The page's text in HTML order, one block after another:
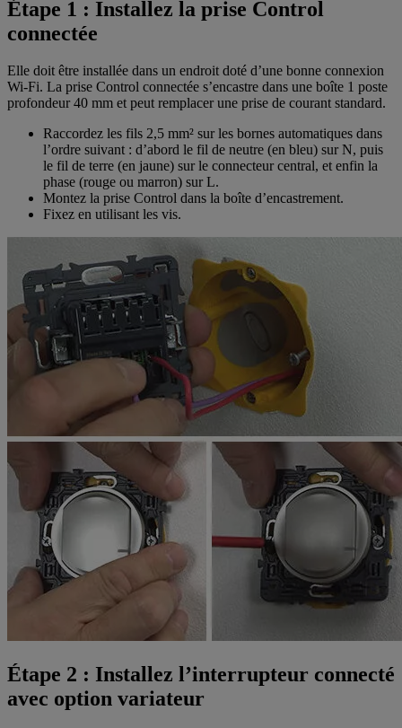
Étape 1 : Installez la prise Control
connectée
Elle doit être installée dans un endroit doté d’une bonne connexion
Wi-Fi. La prise Control connectée s’encastre dans une boîte 1 poste
profondeur 40 mm et peut remplacer une prise de courant standard.
Raccordez les fils 2,5 mm² sur les bornes automatiques dans
l’ordre suivant : d’abord le fil de neutre (en bleu) sur N, puis
le fil de terre (en jaune) sur le connecteur central, et enfin la
phase (rouge ou marron) sur L.
Montez la prise Control dans la boîte d’encastrement.
Fixez en utilisant les vis.
Étape 2 : Installez l’interrupteur connecté
avec option variateur